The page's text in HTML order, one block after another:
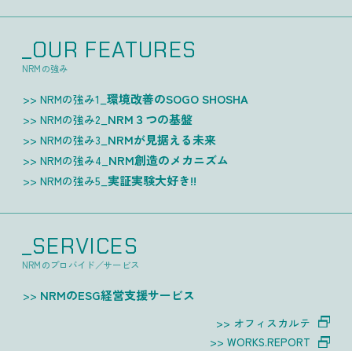
_OUR FEATURES
NRMの強み
NRMの強み1_環境改善のSOGO SHOSHA
NRMの強み2_ NRM３つの基盤
NRMの強み3_ NRMが見据える未来
NRMの強み4_ NRM創造のメカニズム
NRMの強み5_実証実験大好き!!
_SERVICES
NRMのプロバイド／サービス
NRMのESG経営支援サービス
オフィスカルテ
WORKS.REPORT